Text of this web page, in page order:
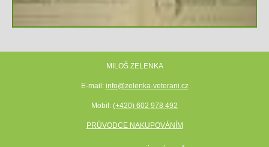
MILOŠ ZELENKA
E-mail: info@zelenka-veterani.cz
Mobil: (+420) 602 978 492
PRŮVODCE NAKUPOVÁNÍM